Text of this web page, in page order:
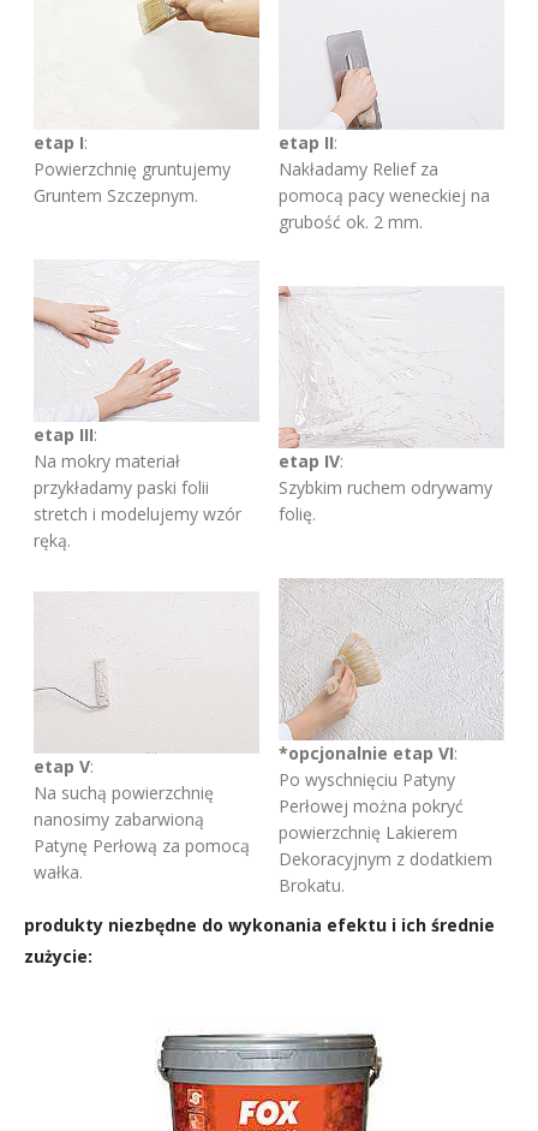
etap I:
Powierzchnię gruntujemy
Gruntem Szczepnym.
etap II:
Nakładamy Relief za
pomocą pacy weneckiej na
grubość ok. 2 mm.
etap III:
Na mokry materiał
przykładamy paski folii
stretch i modelujemy wzór
ręką.
etap IV:
Szybkim ruchem odrywamy
folię.
etap V:
Na suchą powierzchnię
nanosimy zabarwioną
Patynę Perłową za pomocą
wałka.
*opcjonalnie etap VI:
Po wyschnięciu Patyny
Perłowej można pokryć
powierzchnię Lakierem
Dekoracyjnym z dodatkiem
Brokatu.
produkty niezbędne do wykonania efektu i ich średnie
zużycie: